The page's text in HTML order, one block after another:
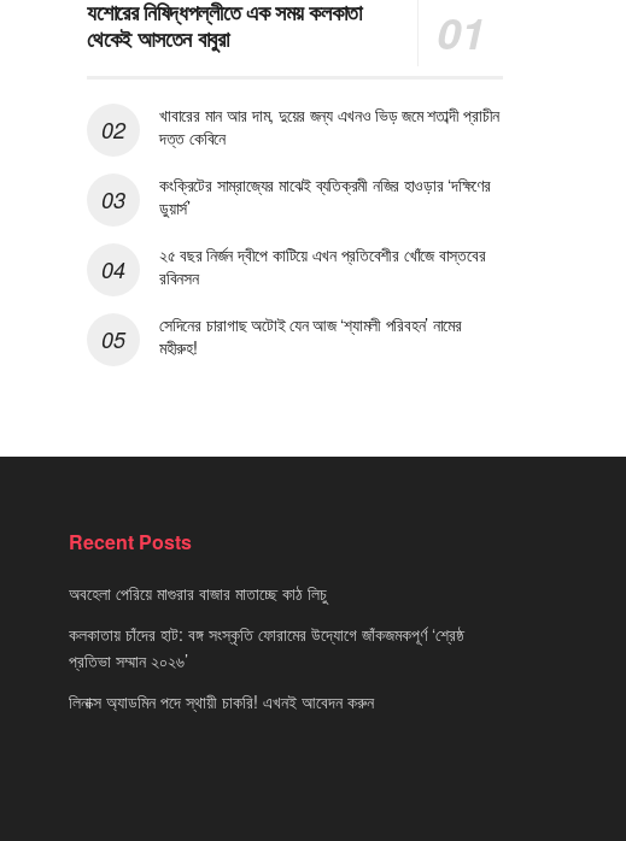
যশোরের নিষিদ্ধপল্লীতে এক সময় কলকাতা
থেকেই আসতেন বাবুরা
খাবারের মান আর দাম, দুয়ের জন্য এখনও ভিড় জমে শতাব্দী প্রাচীন
দত্ত কেবিনে
কংক্রিটের সাম্রাজ্যের মাঝেই ব্যতিক্রমী নজির হাওড়ার ‘দক্ষিণের
ডুয়ার্স’
২৫ বছর নির্জন দ্বীপে কাটিয়ে এখন প্রতিবেশীর খোঁজে বাস্তবের
রবিনসন
সেদিনের চারাগাছ অটোই যেন আজ ‘শ্যামলী পরিবহন’ নামের
মহীরুহ!
Recent Posts
অবহেলা পেরিয়ে মাগুরার বাজার মাতাচ্ছে কাঠ লিচু
কলকাতায় চাঁদের হাট: বঙ্গ সংস্কৃতি ফোরামের উদ্যোগে জাঁকজমকপূর্ণ ‘শ্রেষ্ঠ
প্রতিভা সম্মান ২০২৬’
লিনাক্স অ্যাডমিন পদে স্থায়ী চাকরি! এখনই আবেদন করুন